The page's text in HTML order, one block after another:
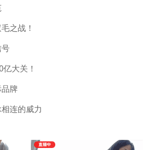
之战！
号
大关！
牌
连的威力